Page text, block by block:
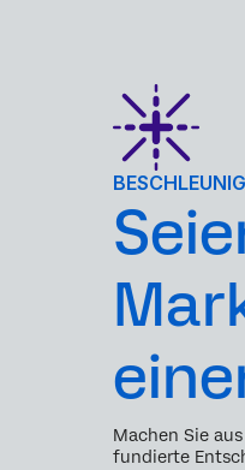
Machen Sie
fundierte